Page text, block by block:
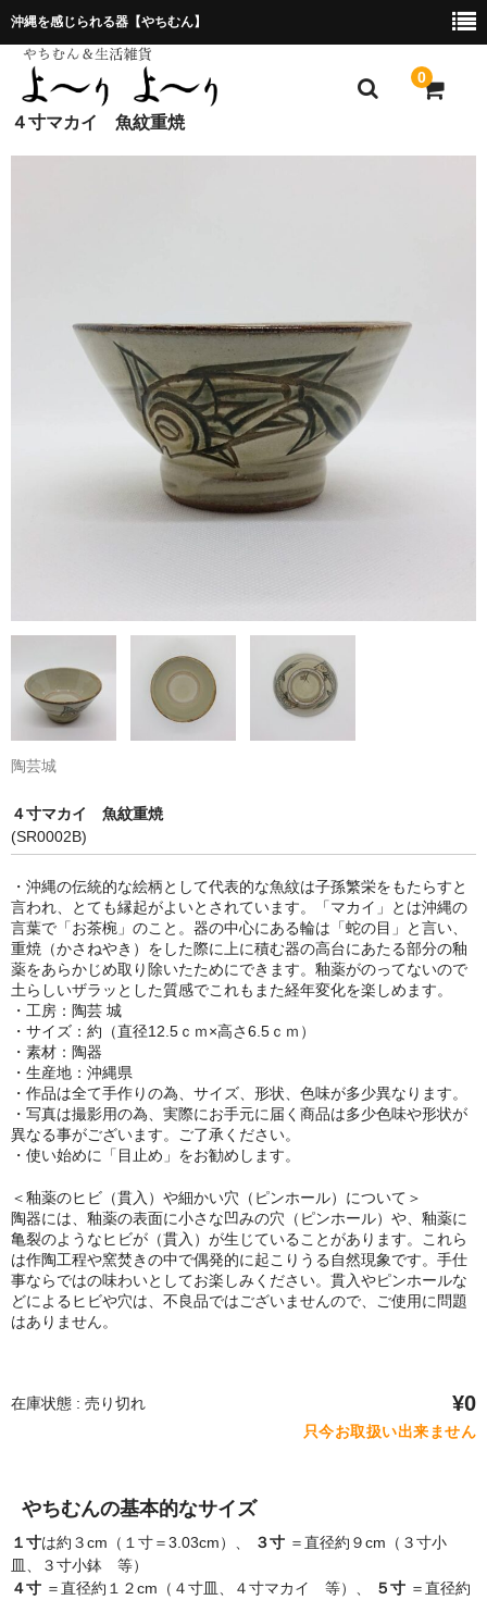
沖縄を感じられる器【やちむん】
0
４寸マカイ 魚紋重焼
陶芸城
４寸マカイ 魚紋重焼
(SR0002B)
・沖縄の伝統的な絵柄として代表的な魚紋は子孫繁栄をもたらすと
言われ、とても縁起がよいとされています。「マカイ」とは沖縄の
言葉で「お茶椀」のこと。器の中心にある輪は「蛇の目」と言い、
重焼（かさねやき）をした際に上に積む器の高台にあたる部分の釉
薬をあらかじめ取り除いたためにできます。釉薬がのってないので
土らしいザラッとした質感でこれもまた経年変化を楽しめます。
・工房：陶芸 城
・サイズ：約（直径12.5ｃｍ×高さ6.5ｃｍ）
・素材：陶器
・生産地：沖縄県
・作品は全て手作りの為、サイズ、形状、色味が多少異なります。
・写真は撮影用の為、実際にお手元に届く商品は多少色味や形状が
異なる事がございます。ご了承ください。
・使い始めに「目止め」をお勧めします。
＜釉薬のヒビ（貫入）や細かい穴（ピンホール）について＞
陶器には、釉薬の表面に小さな凹みの穴（ピンホール）や、釉薬に
亀裂のようなヒビが（貫入）が生じていることがあります。これら
は作陶工程や窯焚きの中で偶発的に起こりうる自然現象です。手仕
事ならではの味わいとしてお楽しみください。貫入やピンホールな
どによるヒビや穴は、不良品ではございませんので、ご使用に問題
はありません。
在庫状態 : 売り切れ ¥0
只今お取扱い出来ません
やちむんの基本的なサイズ
１寸は約３cm（１寸＝3.03cm）、 ３寸 ＝直径約９cm（３寸小
皿、３寸小鉢 等）
４寸 ＝直径約１２cm（４寸皿、４寸マカイ 等）、 ５寸 ＝直径約